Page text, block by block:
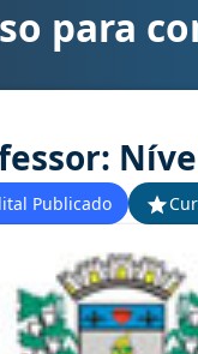
Carmo do
para
Publicado